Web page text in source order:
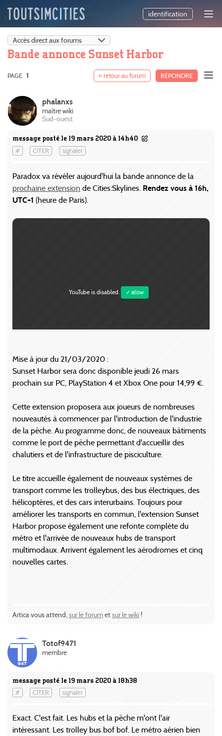
identification
Bande annonce Sunset Harbor
« retour au forum RÉPONDRE
PAGE 1
message posté le 19 mars 2020 à 14h40
# CITER signaler
phalanxs
maître wiki
Sud-ouest
Paradox va révéler aujourd'hui la bande annonce de la
prochaine extension de Cities:Skylines. Rendez vous à 16h,
UTC+1 (heure de Paris).
YouTube is disabled. ✓ allow
Mise à jour du 21/03/2020 :
Sunset Harbor sera donc disponible jeudi 26 mars
prochain sur PC, PlayStation 4 et Xbox One pour 14,99 €.
Cette extension proposera aux joueurs de nombreuses
nouveautés à commencer par l'introduction de l'industrie
de la pêche. Au programme donc, de nouveaux bâtiments
comme le port de pêche permettant d'accueillir des
chalutiers et de l'infrastructure de pisciculture.
Le titre accueille également de nouveaux systèmes de
transport comme les trolleybus, des bus électriques, des
hélicoptères, et des cars interurbains. Toujours pour
améliorer les transports en commun, l'extension Sunset
Harbor propose également une refonte complète du
métro et l'arrivée de nouveaux hubs de transport
multimodaux. Arrivent également les aérodromes et cinq
nouvelles cartes.
Artica vous attend,sur le forumetsur le wiki!
message posté le 19 mars 2020 à 18h38
# CITER signaler
Totof9471
membre
Exact. C'est fait. Les hubs et la pêche m'ont l'air
intéressant. Les trolley bus bof bof. Le métro aérien bien